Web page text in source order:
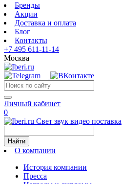
Бренды
Акции
Доставка и оплата
Блог
Контакты
+7 495 611-11-14
Москва
Личный кабинет
0
Свет звук видео поставка
Найти
О компании
История компании
Пресса